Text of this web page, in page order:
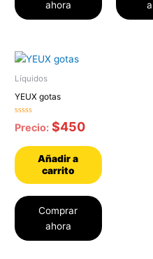
ahora
Líquidos
YEUX gotas
Valorado
con
de
5
Precio: $450
Añadir a
carrito
Comprar
ahora